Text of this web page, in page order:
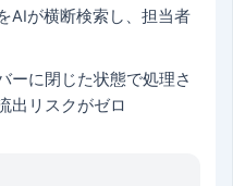
AIが横断検索し、担当者
ーに閉じた状態で処理さ
出リスクがゼロ